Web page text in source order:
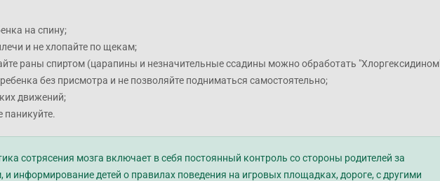
на спину;
и не хлопайте по щекам;
раны спиртом (царапины и незначительные ссадины можно обработать
без присмотра и не позволяйте подниматься самостоятельно;
движений;
паникуйте.
сотрясения мозга включает в себя постоянный контроль со стороны родителей за
и информирование детей о правилах поведения на игровых площадках, дороге, с другими